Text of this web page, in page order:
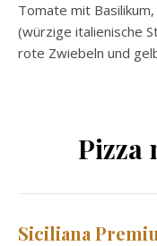
Tomate mit
(würzige italienische
rote Zwiebeln und
Pizza
Siciliana